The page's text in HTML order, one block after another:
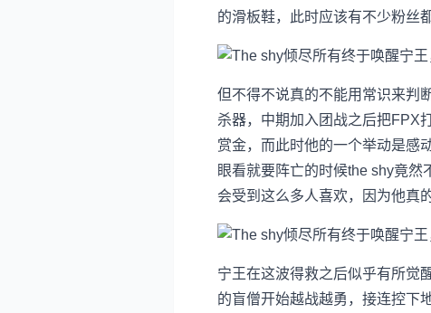
的滑板鞋，此时应该有不少粉丝
但不得不说真的不能用常识来判
杀器，中期加入团战之后把FPX
赏金，而此时他的一个举动是感
眼看就要阵亡的时候the shy竟
会受到这么多人喜欢，因为他真
宁王在这波得救之后似乎有所觉
的盲僧开始越战越勇，接连控下